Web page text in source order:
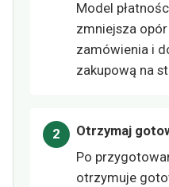
Model
zmniejsza
zamówienia i
zakupową na
Otrzymaj
Po
otrzymuje